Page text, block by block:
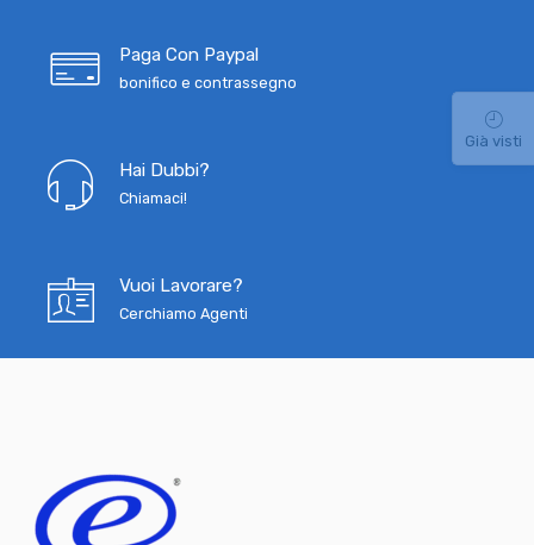
Paga Con Paypal
bonifico e contrassegno
Hai Dubbi?
Chiamaci!
Vuoi Lavorare?
Cerchiamo Agenti
Già visti